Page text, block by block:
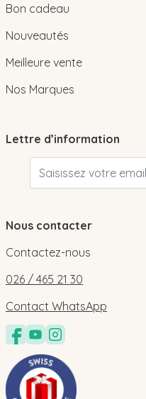
Bon cadeau
Nouveautés
Meilleure vente
Nos Marques
Lettre d’information
Nous contacter
Contactez-nous
026 / 465 21 30
Contact WhatsApp